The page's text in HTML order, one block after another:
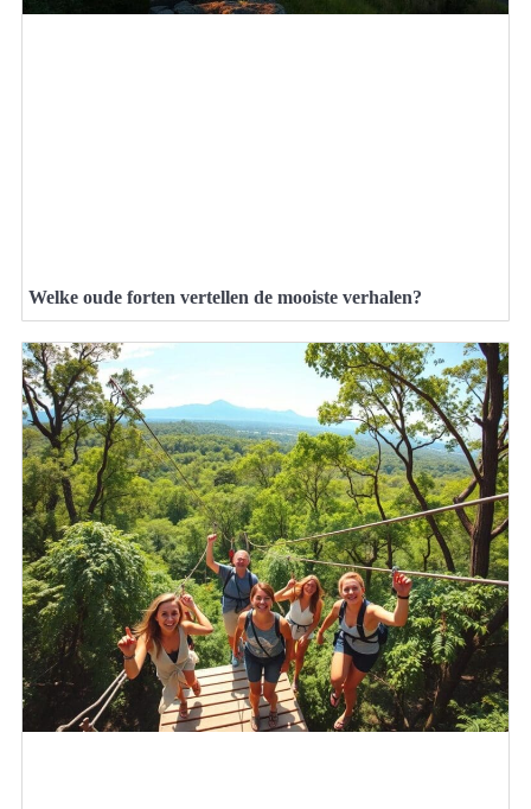
Welke oude forten vertellen de mooiste verhalen?